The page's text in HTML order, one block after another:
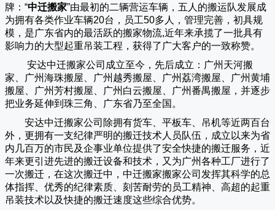
牌：“中迁搬家”由最初的二辆营运车辆，五人的搬运队发展成
为拥有各类作业车辆20台，员工50多人，管理完善，初具规
模，是广东省内的最活跃的搬家物流,近年来承揽了一批具有
影响力的大型起重吊装工程，获得了广大客户的一致称赞。
安达中迁搬家公司成立至今，先后成立：广州天河搬
家、广州海珠搬屋、广州越秀搬屋、广州荔湾搬屋、广州黄埔
搬屋、广州芳村搬屋、广州白云搬屋、广州番禺搬屋，并逐步
把业务延伸到珠三角、广东省乃至全国。
安达中迁搬家公司除拥有货车、平板车、吊机等近两百台
外，更拥有一支纪律严明的搬迁技术人员队伍，成立以来为省
内几百万的市民及企事业单位提供了安全快捷的搬迁服务，近
年来更引进先进的搬迁设备和技术，又为广州各种工厂进行了
一次搬迁，在这次搬迁中， 中迁搬家搬家公司发挥其科学的总
体指挥、优秀的纪律素质、刻苦耐劳的员工精神、高超的起重
吊装技术以及快捷的搬迁速度这些综合优势。